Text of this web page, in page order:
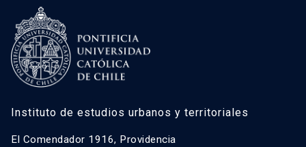
Instituto de estudios urbanos y territoriales
El Comendador 1916, Providencia